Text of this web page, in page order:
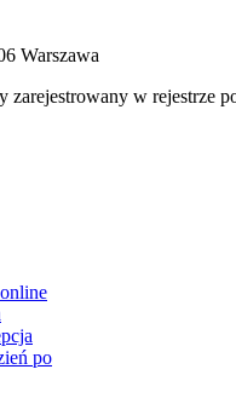
Warszawa
zarejestrowany w rejestrze
po